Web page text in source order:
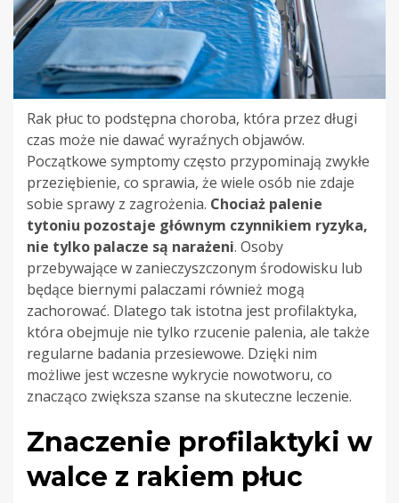
Rak płuc to podstępna choroba, która przez długi
czas może nie dawać wyraźnych objawów.
Początkowe symptomy często przypominają zwykłe
przeziębienie, co sprawia, że wiele osób nie zdaje
sobie sprawy z zagrożenia. Chociaż palenie
tytoniu pozostaje głównym czynnikiem ryzyka,
nie tylko palacze są narażeni. Osoby
przebywające w zanieczyszczonym środowisku lub
będące biernymi palaczami również mogą
zachorować. Dlatego tak istotna jest profilaktyka,
która obejmuje nie tylko rzucenie palenia, ale także
regularne badania przesiewowe. Dzięki nim
możliwe jest wczesne wykrycie nowotworu, co
znacząco zwiększa szanse na skuteczne leczenie.
Znaczenie profilaktyki w
walce z rakiem płuc